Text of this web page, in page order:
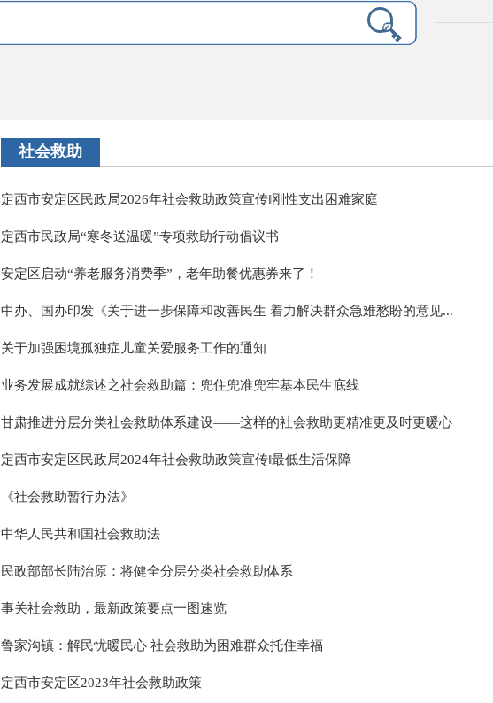
社会救助
定西市安定区民政局2026年社会救助政策宣传‖刚性支出困难家庭
定西市民政局“寒冬送温暖”专项救助行动倡议书
安定区启动“养老服务消费季”，老年助餐优惠券来了！
中办、国办印发《关于进一步保障和改善民生 着力解决群众急难愁盼的意见...
关于加强困境孤独症儿童关爱服务工作的通知
业务发展成就综述之社会救助篇：兜住兜准兜牢基本民生底线
甘肃推进分层分类社会救助体系建设——这样的社会救助更精准更及时更暖心
定西市安定区民政局2024年社会救助政策宣传‖最低生活保障
《社会救助暂行办法》
中华人民共和国社会救助法
民政部部长陆治原：将健全分层分类社会救助体系
事关社会救助，最新政策要点一图速览
鲁家沟镇：解民忧暖民心 社会救助为困难群众托住幸福
定西市安定区2023年社会救助政策